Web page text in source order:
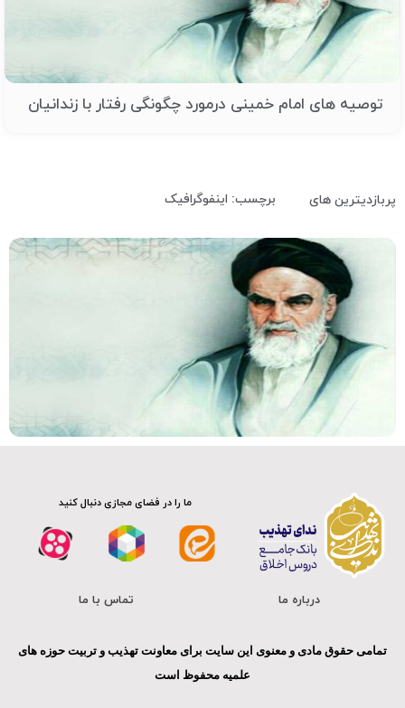
توصیه های امام خمینی درمورد چگونگی رفتار با زندانیان
پربازدیترین های برچسب: اینفوگرافیک
ما را در فضای مجازی دنبال کنید
درباره ما تماس با ما
تمامی حقوق مادی و معنوی این سایت برای معاونت تهذیب و تربیت حوزه های
علمیه محفوظ است